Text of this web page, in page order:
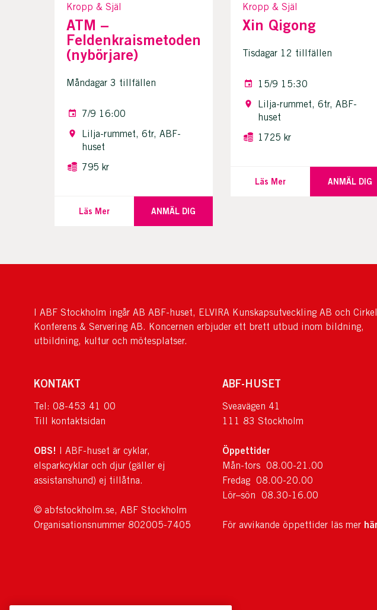
Kropp & Själ
ATM –
Feldenkraismetoden
(nybörjare)
Måndagar 3 tillfällen
7/9 16:00
Lilja-rummet, 6tr, ABF-
huset
795 kr
Läs Mer ANMÄL DIG
Kropp & Själ
Xin Qigong
Tisdagar 12 tillfällen
15/9 15:30
Lilja-rummet, 6tr, ABF-
huset
1725 kr
Läs Mer ANMÄL DIG
I ABF Stockholm ingår AB ABF-huset, ELVIRA Kunskapsutveckling AB och
Konferens & Servering AB. Koncernen erbjuder ett brett utbud inom bildning,
utbildning, kultur och mötesplatser.
KONTAKT
Tel: 08-453 41 00
Till kontaktsidan
OBS! I ABF-huset är cyklar,
elsparkcyklar och djur (gäller ej
assistanshund) ej tillåtna.
© abfstockholm.se, ABF Stockholm
Organisationsnummer 802005-7405
ABF-HUSET
Sveavägen 41
111 83 Stockholm
Öppettider
Mån-tors 08.00-21.00
Fredag 08.00-20.00
Lör–sön 08.30-16.00
För avvikande öppettider läs mer här